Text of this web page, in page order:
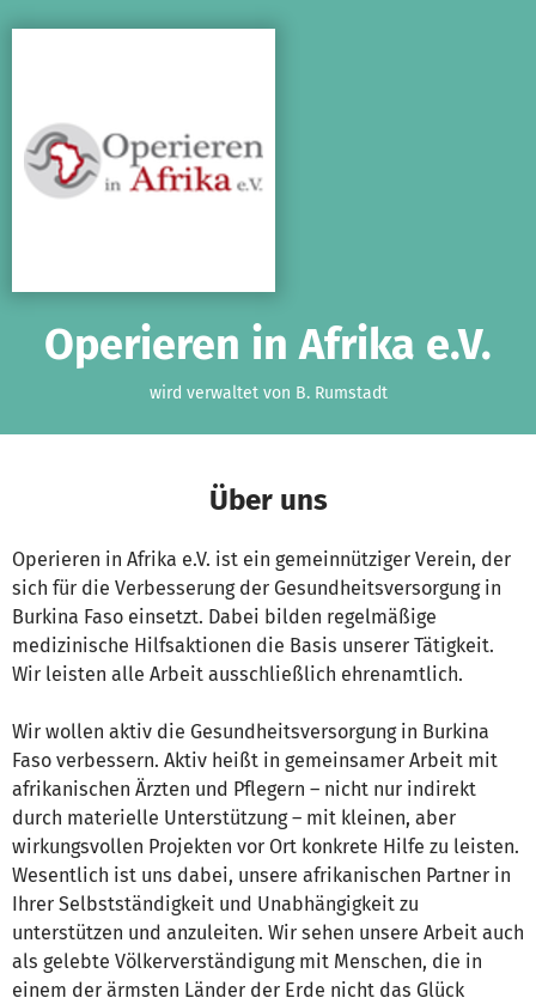
Operieren in Afrika e.V.
wird verwaltet von B. Rumstadt
Über uns
Operieren in Afrika e.V. ist ein gemeinnütziger Verein, der
sich für die Verbesserung der Gesundheitsversorgung in
Burkina Faso einsetzt. Dabei bilden regelmäßige
medizinische Hilfsaktionen die Basis unserer Tätigkeit.
Wir leisten alle Arbeit ausschließlich ehrenamtlich.
Wir wollen aktiv die Gesundheitsversorgung in Burkina
Faso verbessern. Aktiv heißt in gemeinsamer Arbeit mit
afrikanischen Ärzten und Pflegern – nicht nur indirekt
durch materielle Unterstützung – mit kleinen, aber
wirkungsvollen Projekten vor Ort konkrete Hilfe zu leisten.
Wesentlich ist uns dabei, unsere afrikanischen Partner in
Ihrer Selbstständigkeit und Unabhängigkeit zu
unterstützen und anzuleiten. Wir sehen unsere Arbeit auch
als gelebte Völkerverständigung mit Menschen, die in
einem der ärmsten Länder der Erde nicht das Glück